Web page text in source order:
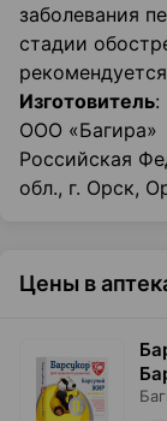
заболевания
стадии
Изготовитель:
ООО «Багира»
Российская
обл., г. Орск,
Цены в